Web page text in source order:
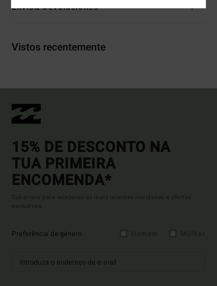
Envio& Devoluciones
Vistos recentemente
15% DE DESCONTO NA
TUA PRIMEIRA
ENCOMENDA*
Subscreve para receberes as mais recentes novidades e ofertas
exclusivas.
Preferência de género